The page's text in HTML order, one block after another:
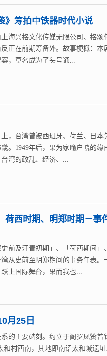
》筹拍中铁器时代小说
海兴格文化传媒无限公司、格颂
正在前期筹备外。故事梗概：本
，莫名成为了头号通...
，台湾曾被西班牙、荷兰、日本
。1949年后，果为家喻户晓的缘
湾的政乱、经济、...
荷西时期、明郑时期－事
前及汗青初期」、「荷西期间」、
从史前至明郑期间的事务年表。
上国际舞台，果而我也...
月25日
的主要碑刻。约立于阁罗凤赞普
村西南，其地即南诏太和城遗址